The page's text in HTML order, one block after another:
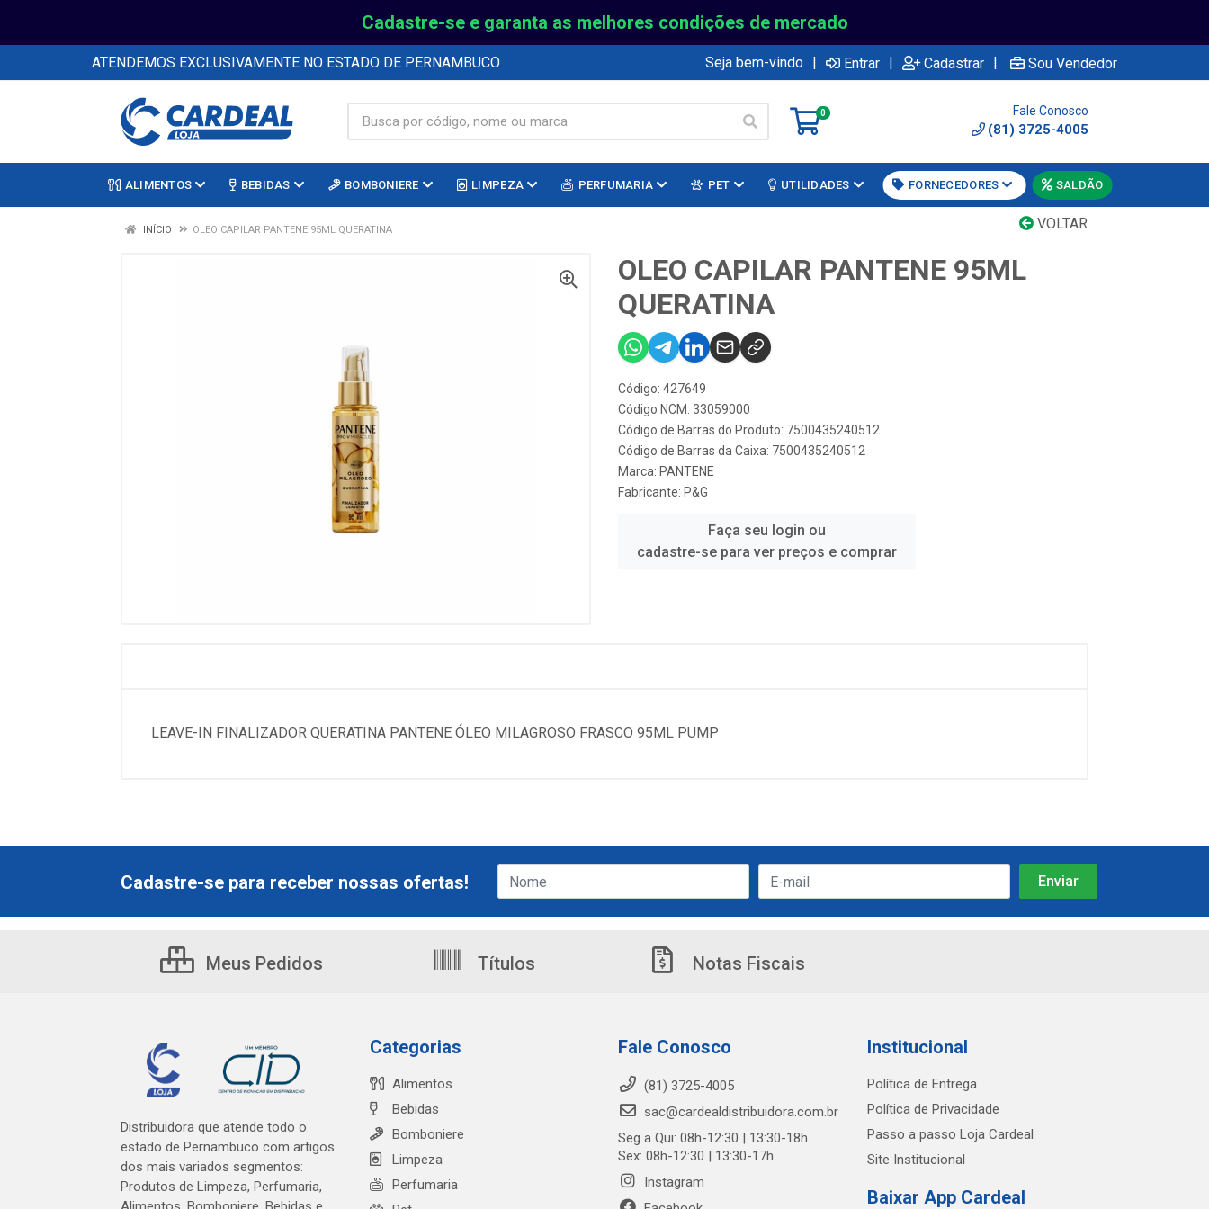
Cadastre-se e garanta as melhores condições de mercado
ATENDEMOS EXCLUSIVAMENTE NO ESTADO DE PERNAMBUCO Seja bem-vindo | Entrar | Cadastrar | Sou Vendedor
0 Fale Conosco
(81) 3725-4005
ALIMENTOS BEBIDAS BOMBONIERE LIMPEZA PERFUMARIA PET UTILIDADES FORNECEDORES SALDÃO
VOLTAR
INÍCIO OLEO CAPILAR PANTENE 95ML QUERATINA
OLEO CAPILAR PANTENE 95ML
QUERATINA
Código: 427649
Código NCM: 33059000
Código de Barras do Produto: 7500435240512
Código de Barras da Caixa: 7500435240512
Marca: PANTENE
Fabricante: P&G
Faça seu login ou
cadastre-se para ver preços e comprar
LEAVE-IN FINALIZADOR QUERATINA PANTENE ÓLEO MILAGROSO FRASCO 95ML PUMP
Cadastre-se para receber nossas ofertas!
Meus Pedidos Títulos Notas Fiscais
Distribuidora que atende todo o
estado de Pernambuco com artigos
dos mais variados segmentos:
Produtos de Limpeza, Perfumaria,
Categorias
Alimentos
Bebidas
Bomboniere
Limpeza
Perfumaria
Fale Conosco
(81) 3725-4005
sac@cardealdistribuidora.com.br
Seg a Qui: 08h-12:30 | 13:30-18h
Sex: 08h-12:30 | 13:30-17h
Instagram
Institucional
Política de Entrega
Política de Privacidade
Passo a passo Loja Cardeal
Site Institucional
Baixar App Cardeal